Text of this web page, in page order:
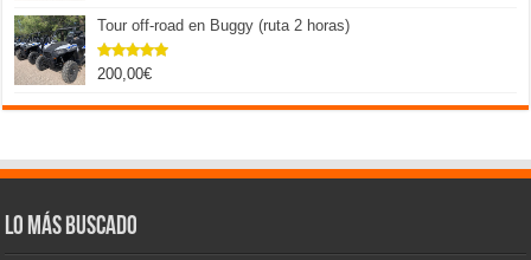
Tour off-road en Buggy (ruta 2 horas)
Valorado
de 5
200,00€
Lo más buscado